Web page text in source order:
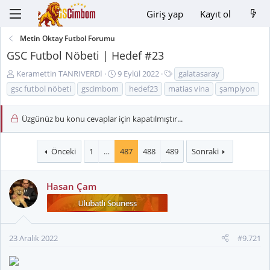
Giriş yap Kayıt ol
Metin Oktay Futbol Forumu
GSC Futbol Nöbeti | Hedef #23
K
o
n
y
u
l
a
t
Keramettin TANRIVERDİ
B
a
ş
a
n
a
r
9 Eylül 2022
t
i
e
t
e
galatasaray
gsc futbol nöbeti
gscimbom hedef23 matias vina şampiyon
Üzgünüz bu konu cevaplar için kapatılmıştır...
Önceki 1 … 487 488 489 Sonraki
Hasan Çam
23 Aralık 2022 #9.721